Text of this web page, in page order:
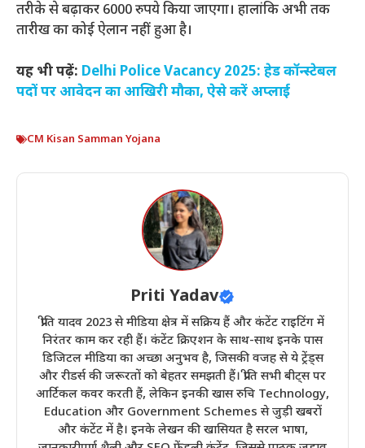
तरीके से बढ़ाकर 6000 रुपये किया जाएगा। हालांकि अभी तक
तारीख का कोई ऐलान नहीं हुआ है।
यह भी पढ़ें: Delhi Police Vacancy 2025: हेड कॉन्स्टेबल
पदों पर आवेदन का आखिरी मौका, ऐसे करें अप्लाई
CM Kisan Samman Yojana
Priti Yadav
प्रीति यादव 2023 से मीडिया क्षेत्र में सक्रिय हैं और कंटेंट राइटिंग में
निरंतर काम कर रही हैं। कंटेंट क्रिएशन के साथ-साथ इनके पास
डिजिटल मीडिया का अच्छा अनुभव है, जिसकी वजह से ये ट्रेंड्स
और रीडर्स की जरूरतों को बेहतर समझती हैं। प्रीति सभी बीट्स पर
आर्टिकल कवर करती हैं, लेकिन इनकी खास रुचि Technology,
Education और Government Schemes से जुड़ी खबरों
और कंटेंट में है। इनके लेखन की खासियत है सरल भाषा,